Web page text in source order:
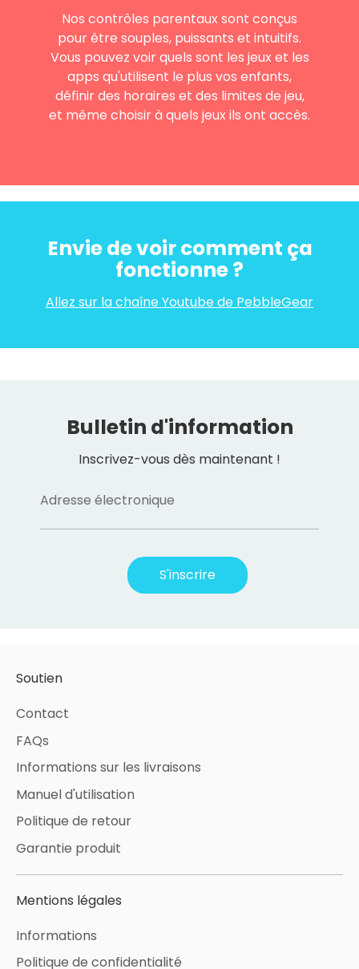
Nos contrôles parentaux sont conçus
pour être souples, puissants et intuitifs.
Vous pouvez voir quels sont les jeux et les
apps qu'utilisent le plus vos enfants,
définir des horaires et des limites de jeu,
et même choisir à quels jeux ils ont accès.
Envie de voir comment ça
fonctionne ?
Allez sur la chaîne Youtube de PebbleGear
Bulletin d'information
Inscrivez-vous dès maintenant !
Adresse électronique
S'inscrire
Soutien
Contact
FAQs
Informations sur les livraisons
Manuel d'utilisation
Politique de retour
Garantie produit
Mentions légales
Informations
Politique de confidentialité